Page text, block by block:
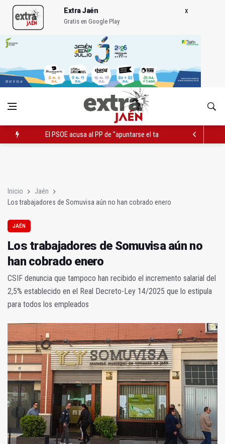
Extra Jaén
Gratis en Google Play
El PSOE acusa al PP de "apuntarse el tanto" de los datos de
Inicio
Jaén
Los trabajadores de Somuvisa aún no han cobrado enero
JAÉN
Los trabajadores de Somuvisa aún no
han cobrado enero
CSIF denuncia que tampoco han recibido el incremento salarial del
2,5% establecido en el Real Decreto-Ley 14/2025 que lo estipula
para todos los empleados